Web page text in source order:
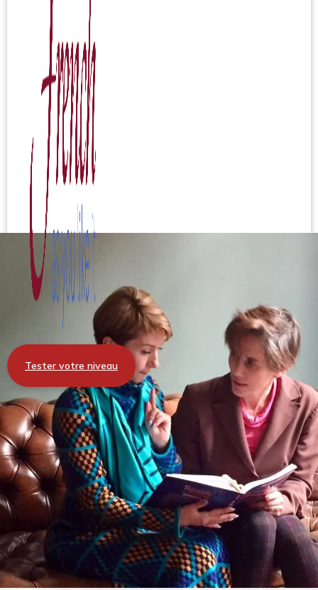
Tester votre niveau